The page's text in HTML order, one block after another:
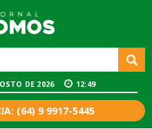
DE 2026 12:49
(64) 9 9917-5445